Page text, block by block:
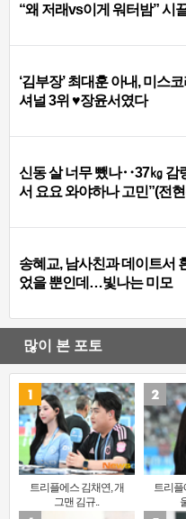
“왜 저래vs이게 워터밤” 시
‘김부장’ 최대훈 아내, 미스
셔널 3위 ♥장윤서였다
신동 살 너무 뺐나‥37㎏ 감
서 요요 와야하나 고민”(전
송혜교, 남사친과 데이트서
었을 뿐인데…빛나는 미모
많이 본 포토
트리플에스 김채연, 개
그맨 김규..
트리